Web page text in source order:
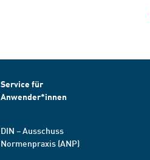
Service für
Anwender*innen
DIN – Ausschuss
Normenpraxis (ANP)